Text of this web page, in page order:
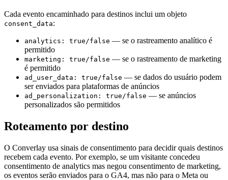
Cada evento encaminhado para destinos inclui um objeto
consent_data:
analytics: true/false — se o rastreamento analítico é
permitido
marketing: true/false — se o rastreamento de marketing
é permitido
ad_user_data: true/false — se dados do usuário podem
ser enviados para plataformas de anúncios
ad_personalization: true/false — se anúncios
personalizados são permitidos
Roteamento por destino
O Converlay usa sinais de consentimento para decidir quais destinos
recebem cada evento. Por exemplo, se um visitante concedeu
consentimento de analytics mas negou consentimento de marketing,
os eventos serão enviados para o GA4, mas não para o Meta ou